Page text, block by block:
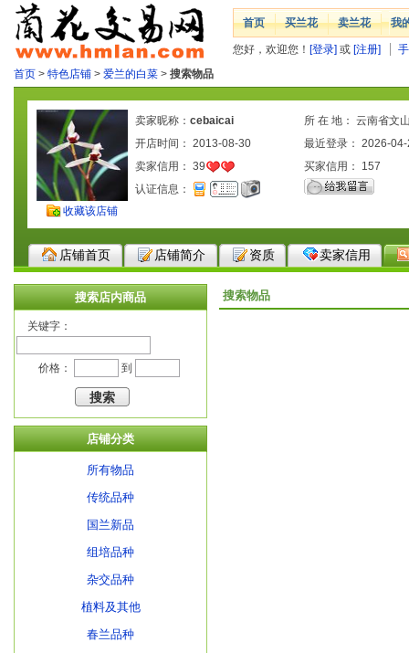
首页 买兰花 卖兰花 我
您好，欢迎您！ [登录] 或 [注册]
首页 > 特色店铺 > 爱兰的白菜 > 搜索物品
收藏该店铺
卖家昵称： cebaicai
所 在 地： 云南省文
开店时间： 2013-08-30
最近登录： 2026-
卖家信用： 39 买家信用： 157
认证信息：
店铺首页 店铺简介 资质 卖家信用
搜索店内商品
关键字：
价格： 到
店铺分类
所有物品
传统品种
国兰新品
组培品种
杂交品种
植料及其他
春兰品种
搜索物品